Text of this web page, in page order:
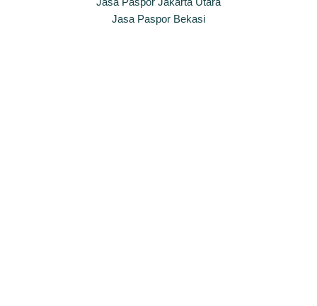
Jasa Paspor Bekasi